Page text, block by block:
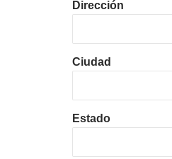
Dirección
Ciudad
Estado